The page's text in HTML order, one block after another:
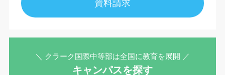
資料請求
＼ クラーク国際中等部は全国に教育を展開 ／
キャンパスを探す